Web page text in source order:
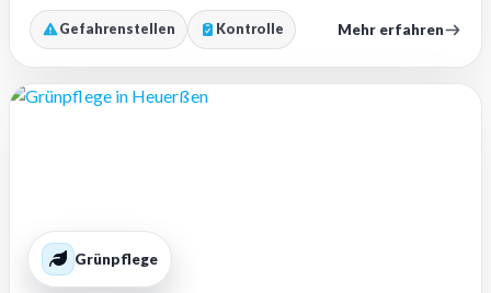
Gefahrenstellen Kontrolle Mehr erfahren
Grünpflege